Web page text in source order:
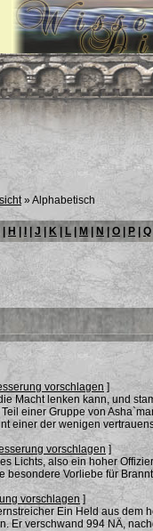
» Alphabetisch
H | J K L M N |O P Q
vorschlagen]
Macht lenken kann, und
einer Gruppe von
einer der wenigen
vorschlagen ]
Lichts, also ein hoher
besondere Vorliebe für
vorschlagen]
Ein Held aus dem
Er verschwand 994 NÄ,